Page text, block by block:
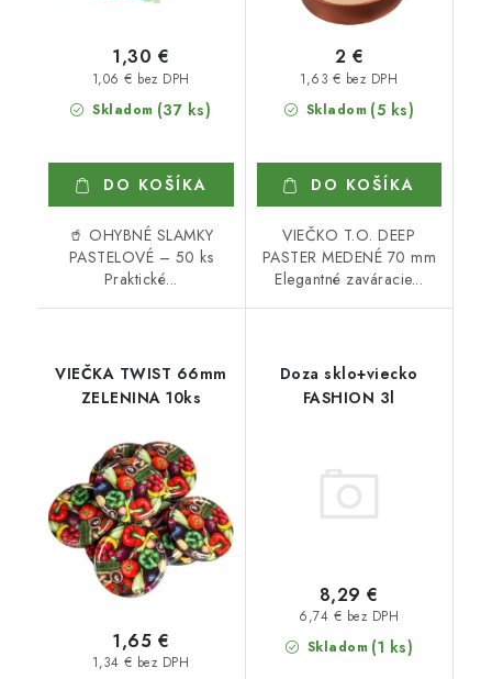
Skladom (37 ks)
1,06 € bez DPH
1,30 €
DO KOŠÍKA
🥤 OHYBNÉ SLAMKY
PASTELOVÉ – 50 ks
Praktické...
Skladom (5 ks)
1,63 € bez DPH
2 €
DO KOŠÍKA
VIEČKO T.O. DEEP
PASTER MEDENÉ 70 mm
Elegantné zaváracie...
VIEČKA TWIST 66mm
ZELENINA 10ks
1,34 € bez DPH
1,65 €
Doza sklo+viecko
FASHION 3l
Skladom (1 ks)
6,74 € bez DPH
8,29 €